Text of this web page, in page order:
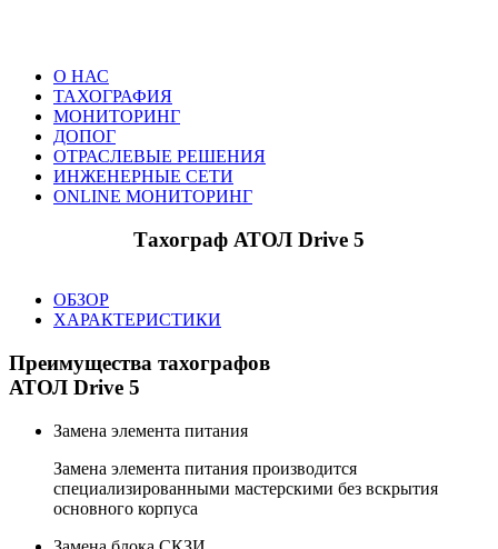
О НАС
ТАХОГРАФИЯ
МОНИТОРИНГ
ДОПОГ
ОТРАСЛЕВЫЕ РЕШЕНИЯ
ИНЖЕНЕРНЫЕ СЕТИ
ONLINE МОНИТОРИНГ
Тахограф АТОЛ Drive 5
ОБЗОР
ХАРАКТЕРИСТИКИ
Преимущества тахографов
АТОЛ Drive 5
Замена элемента питания
Замена элемента питания производится
специализированными мастерскими без вскрытия
основного корпуса